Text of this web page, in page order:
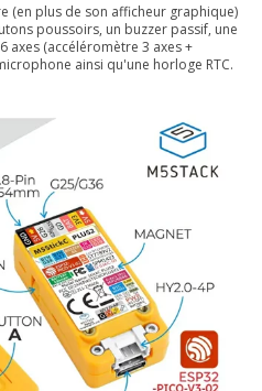
(en plus de son afficheur graphique)
poussoirs, un buzzer passif, une
axes (accéléromètre 3 axes +
ainsi qu'une horloge RTC.